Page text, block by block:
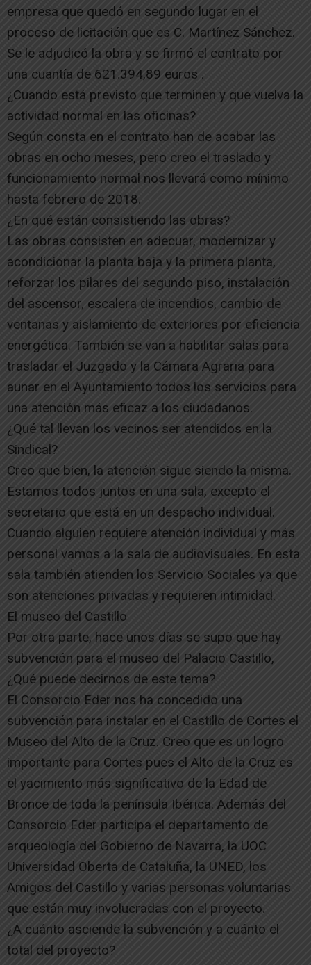
empresa que quedó en segundo lugar en el
proceso de licitación que es C. Martínez Sánchez.
Se le adjudicó la obra y se firmó el contrato por
una cuantía de 621.394,89 euros .
¿Cuando está previsto que terminen y que vuelva la
actividad normal en las oficinas?
Según consta en el contrato han de acabar las
obras en ocho meses, pero creo el traslado y
funcionamiento normal nos llevará como mínimo
hasta febrero de 2018.
¿En qué están consistiendo las obras?
Las obras consisten en adecuar, modernizar y
acondicionar la planta baja y la primera planta,
reforzar los pilares del segundo piso, instalación
del ascensor, escalera de incendios, cambio de
ventanas y aislamiento de exteriores por eficiencia
energética. También se van a habilitar salas para
trasladar el Juzgado y la Cámara Agraria para
aunar en el Ayuntamiento todos los servicios para
una atención más eficaz a los ciudadanos.
¿Qué tal llevan los vecinos ser atendidos en la
Sindical?
Creo que bien, la atención sigue siendo la misma.
Estamos todos juntos en una sala, excepto el
secretario que está en un despacho individual.
Cuando alguien requiere atención individual y más
personal vamos a la sala de audiovisuales. En esta
sala también atienden los Servicio Sociales ya que
son atenciones privadas y requieren intimidad.
El museo del Castillo
Por otra parte, hace unos días se supo que hay
subvención para el museo del Palacio Castillo,
¿Qué puede decirnos de este tema?
El Consorcio Eder nos ha concedido una
subvención para instalar en el Castillo de Cortes el
Museo del Alto de la Cruz. Creo que es un logro
importante para Cortes pues el Alto de la Cruz es
el yacimiento más significativo de la Edad de
Bronce de toda la península Ibérica. Además del
Consorcio Eder participa el departamento de
arqueología del Gobierno de Navarra, la UOC
Universidad Oberta de Cataluña, la UNED, los
Amigos del Castillo y varias personas voluntarias
que están muy involucradas con el proyecto.
¿A cuánto asciende la subvención y a cuánto el
total del proyecto?